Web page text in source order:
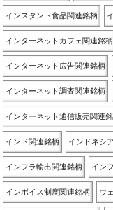
インスタント食品関連銘柄
インターネットカフェ関連銘柄
インターネット広告関連銘柄
インターネット調査関連銘柄
インターネット通信販売関連
インド関連銘柄 インドネシ
インフラ輸出関連銘柄 イン
インボイス制度関連銘柄 ウ